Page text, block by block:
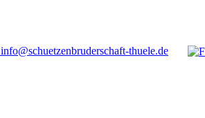
info@schuetzenbruderschaft-thuele.de